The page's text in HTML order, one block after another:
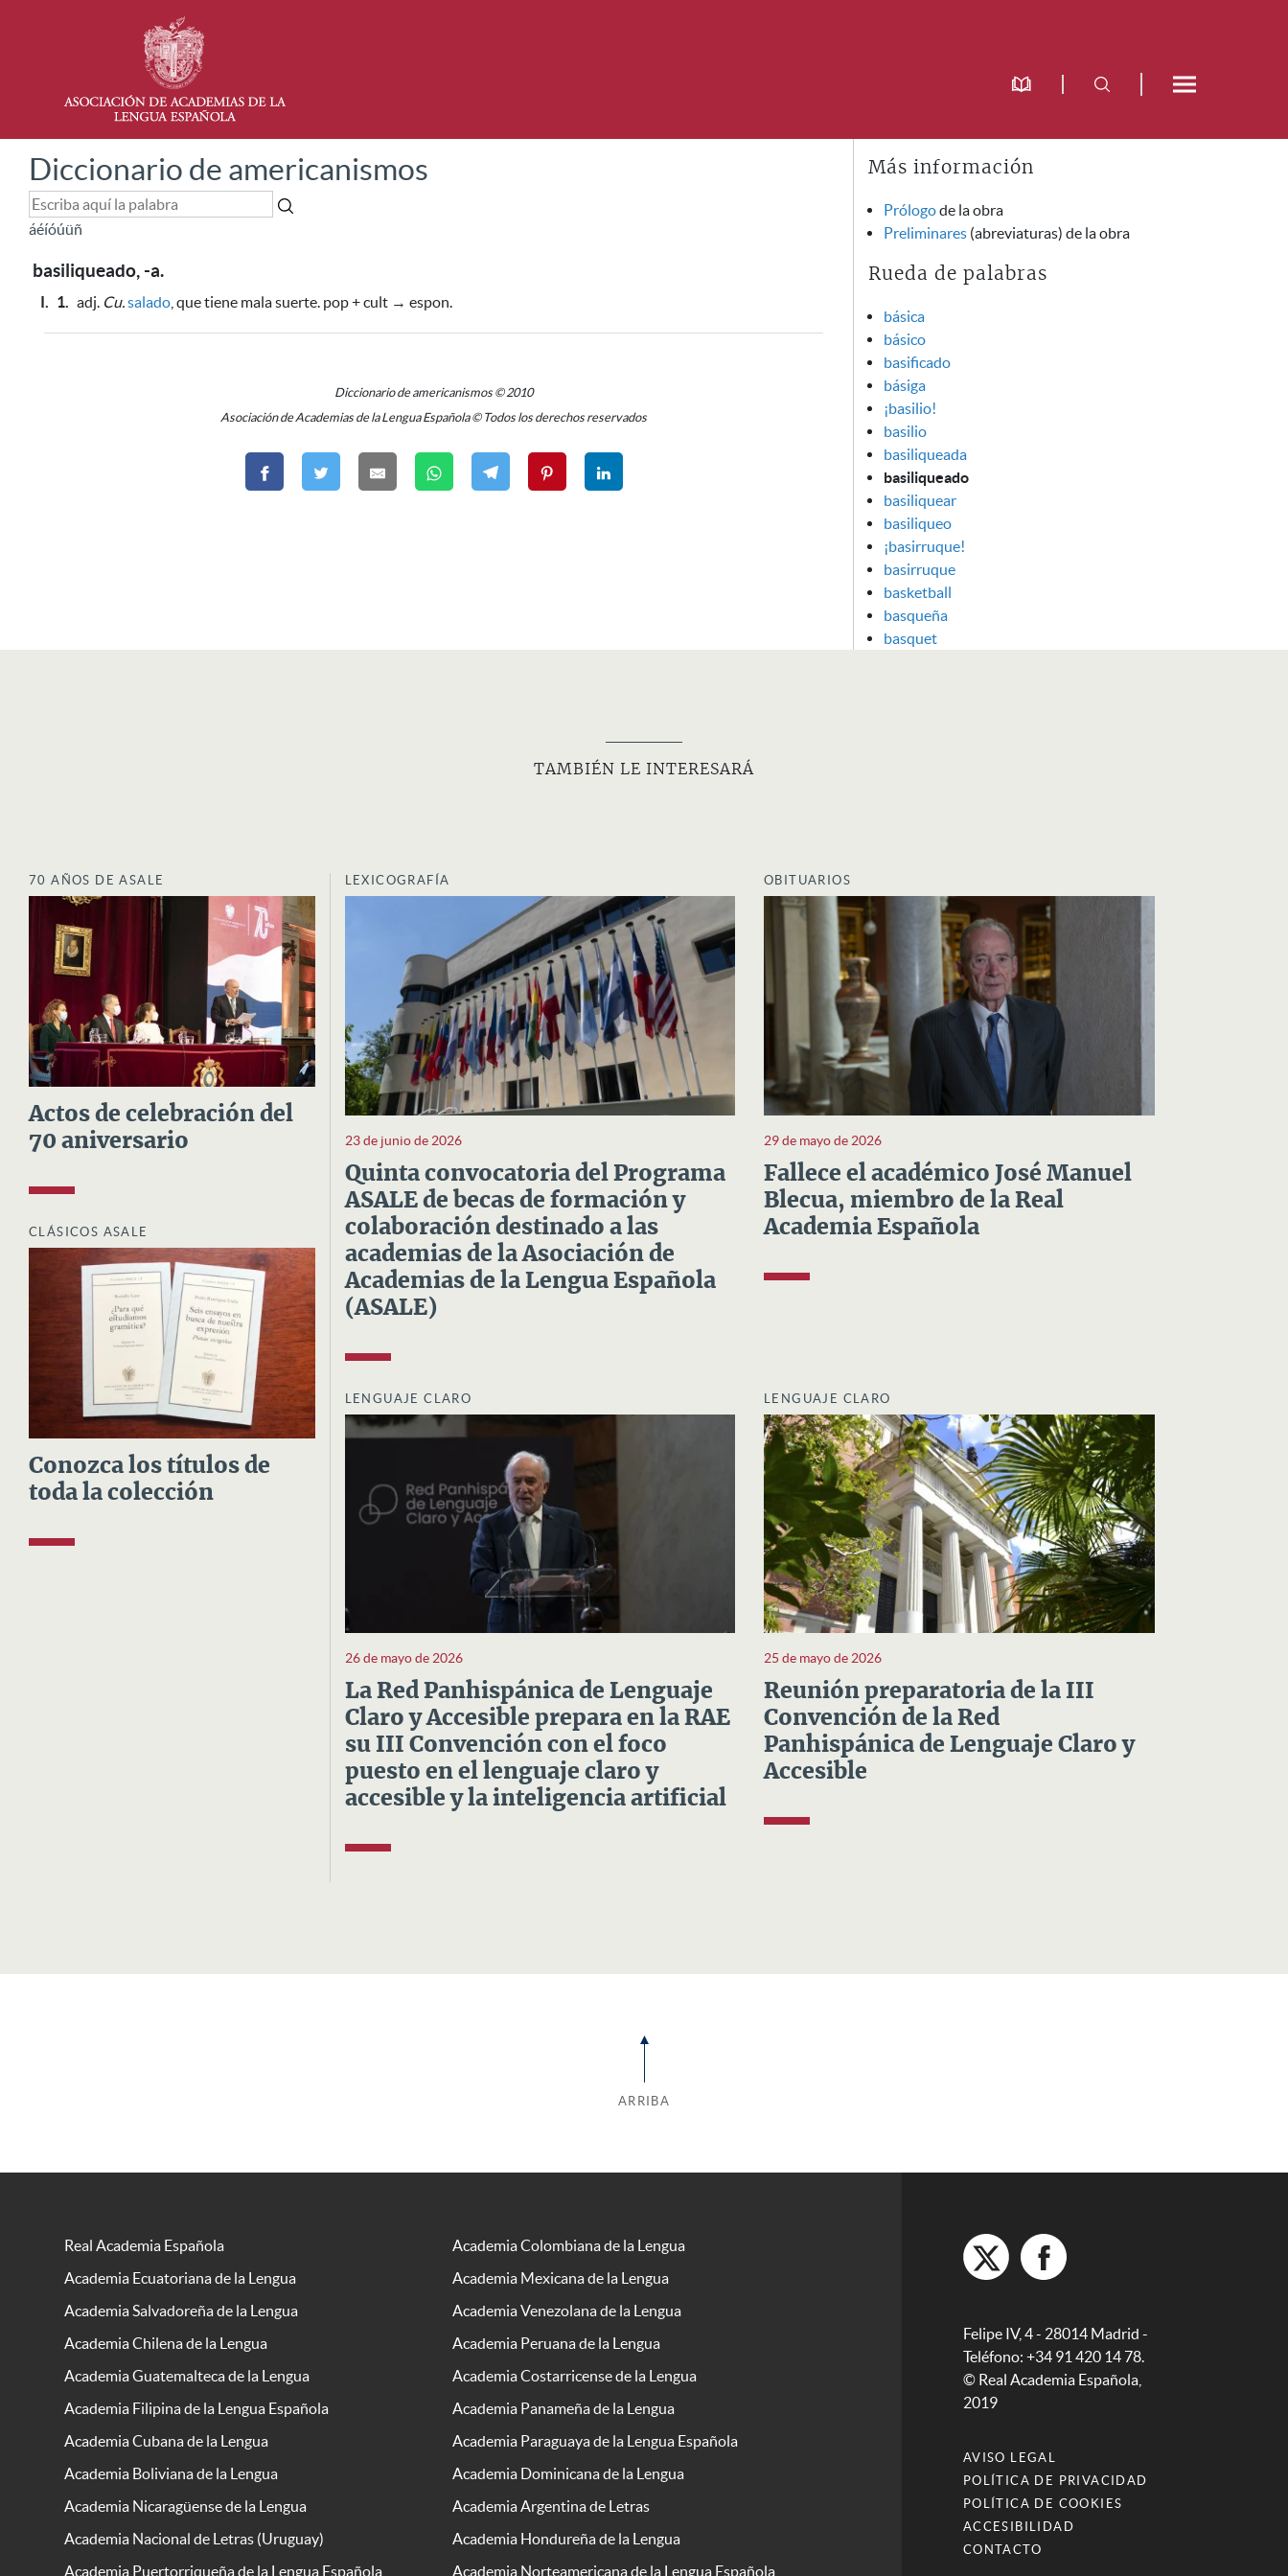
Diccionario de americanismos
áéíóúüñ
basiliqueado, -a.
I. 1. adj. Cu.salado , que tiene mala suerte. pop + cult → espon.
Diccionario de americanismos © 2010
Asociación de Academias de la Lengua Española © Todos los derechos reservados
Más información
Prólogode la obra
Preliminares (abreviaturas) de la obra
Rueda de palabras
básica
básico
basificado
básiga
¡basilio!
basilio
basiliqueada
basiliqueado
basiliquear
basiliqueo
¡basirruque!
basirruque
basketball
basqueña
basquet
TAMBIÉN LE INTERESARÁ
70 AÑOS DE ASALE
Actos de celebración del
70 aniversario
CLÁSICOS ASALE
Conozca los títulos de
toda la colección
LEXICOGRAFÍA
23 de junio de 2026
Quinta convocatoria del Programa
ASALE de becas de formación y
colaboración destinado a las
academias de la Asociación de
Academias de la Lengua Española
(ASALE)
OBITUARIOS
29 de mayo de 2026
Fallece el académico José Manuel
Blecua, miembro de la Real
Academia Española
LENGUAJE CLARO
26 de mayo de 2026
La Red Panhispánica de Lenguaje
Claro y Accesible prepara en la RAE
su III Convención con el foco
puesto en el lenguaje claro y
accesible y la inteligencia artificial
LENGUAJE CLARO
25 de mayo de 2026
Reunión preparatoria de la III
Convención de la Red
Panhispánica de Lenguaje Claro y
Accesible
ARRIBA
Real Academia Española
Academia Colombiana de la Lengua
Academia Ecuatoriana de la Lengua
Academia Mexicana de la Lengua
Academia Salvadoreña de la Lengua
Academia Venezolana de la Lengua
Academia Chilena de la Lengua
Academia Peruana de la Lengua
Academia Guatemalteca de la Lengua
Academia Costarricense de la Lengua
Academia Filipina de la Lengua Española
Academia Panameña de la Lengua
Academia Cubana de la Lengua
Academia Paraguaya de la Lengua Española
Academia Boliviana de la Lengua
Academia Dominicana de la Lengua
Academia Nicaragüense de la Lengua
Academia Argentina de Letras
Academia Nacional de Letras (Uruguay)
Academia Hondureña de la Lengua
Academia Puertorriqueña de la Lengua Española
Academia Norteamericana de la Lengua Española
Felipe IV, 4 - 28014 Madrid -
Teléfono: +34 91 420 14 78.
© Real Academia Española,
2019
AVISO LEGAL
POLÍTICA DE PRIVACIDAD
POLÍTICA DE COOKIES
ACCESIBILIDAD
CONTACTO